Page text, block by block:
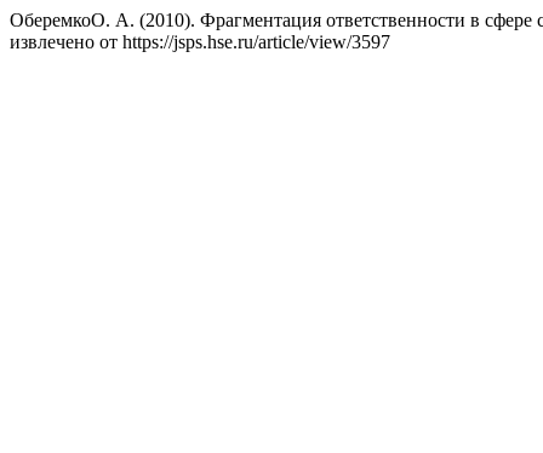
ОберемкоО. А. (2010). Фрагментация ответственности в сфере
извлечено от https://jsps.hse.ru/article/view/3597